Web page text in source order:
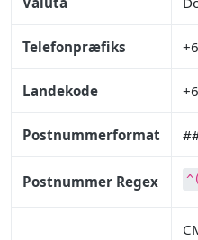
Telefonpræfiks
Landekode
Postnummerformat
Postnummer Regex